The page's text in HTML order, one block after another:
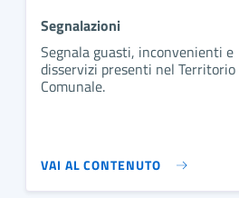
Segnalazioni
Segnala guasti, inconvenienti e
disservizi presenti nel Territorio
Comunale.
VAI AL CONTENUTO